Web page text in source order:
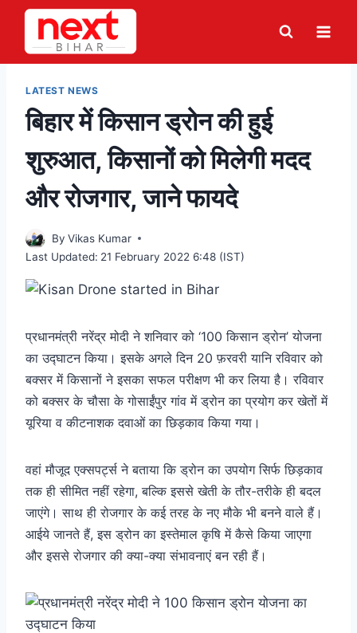
Skip
content
LATEST NEWS
बिहार में किसान ड्रोन की हुई
शुरुआत, किसानों को मिलेगी मदद
और रोजगार, जाने फायदे
By Vikas Kumar
Last Updated: 21 February 2022 6:48 (IST)
प्रधानमंत्री नरेंद्र मोदी ने शनिवार को ‘100 किसान ड्रोन’ योजना
का उद्घाटन किया। इसके अगले दिन 20 फ़रवरी यानि रविवार को
बक्सर में किसानों ने इसका सफल परीक्षण भी कर लिया है। रविवार
को बक्सर के चौसा के गोसाईंपुर गांव में ड्रोन का प्रयोग कर खेतों में
यूरिया व कीटनाशक दवाओं का छिड़काव किया गया।
वहां मौजूद एक्सपर्ट्स ने बताया कि ड्रोन का उपयोग सिर्फ छिड़काव
तक ही सीमित नहीं रहेगा, बल्कि इससे खेती के तौर-तरीके ही बदल
जाएंगे। साथ ही रोजगार के कई तरह के नए मौके भी बनने वाले हैं।
आईये जानते हैं, इस ड्रोन का इस्तेमाल कृषि में कैसे किया जाएगा
और इससे रोजगार की क्या-क्या संभावनाएं बन रही हैं।